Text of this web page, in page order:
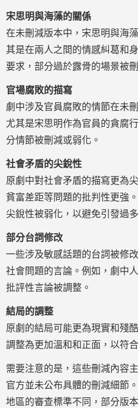
宋思明與海藻的關係
在未刪減版本中，宋思明與海
其是在兩人之間的情感糾葛和
要求，部分過於露骨的場景被
官場腐敗的描寫
劇中涉及官員腐敗的情節在未
尤其是宋思明作為官員的貪腐
分情節被刪減或弱化。
社會矛盾的尖銳性
原劇中對社會矛盾的描寫更為
貧富差距等問題的批判性更強
尖銳性被弱化，以避免引發過
部分台詞修改
一些涉及敏感話題的台詞被修
社會問題的言論。例如，劇中
批評性言論被調整。
結局的調整
原劇的結局可能更為現實和殘
調整為更加溫和和正面，以符
需要注意的是，這些刪減內容
官方並未公布具體的刪減細節
地區的審查標準不同，部分版